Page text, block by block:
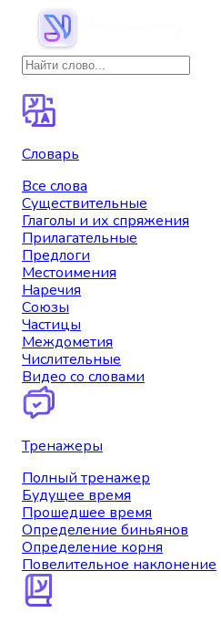
Словарь
Все слова
Существительные
Глаголы и их спряжения
Прилагательные
Предлоги
Местоимения
Наречия
Союзы
Частицы
Междометия
Числительные
Видео со словами
Тренажеры
Полный тренажер
Будущее время
Прошедшее время
Определение биньянов
Определение корня
Повелительное наклонение